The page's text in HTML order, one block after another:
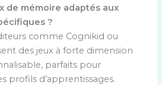
de mémoire adaptés aux
?
comme Cognikid ou
des jeux à forte dimension
parfaits pour
profils d’apprentissages.